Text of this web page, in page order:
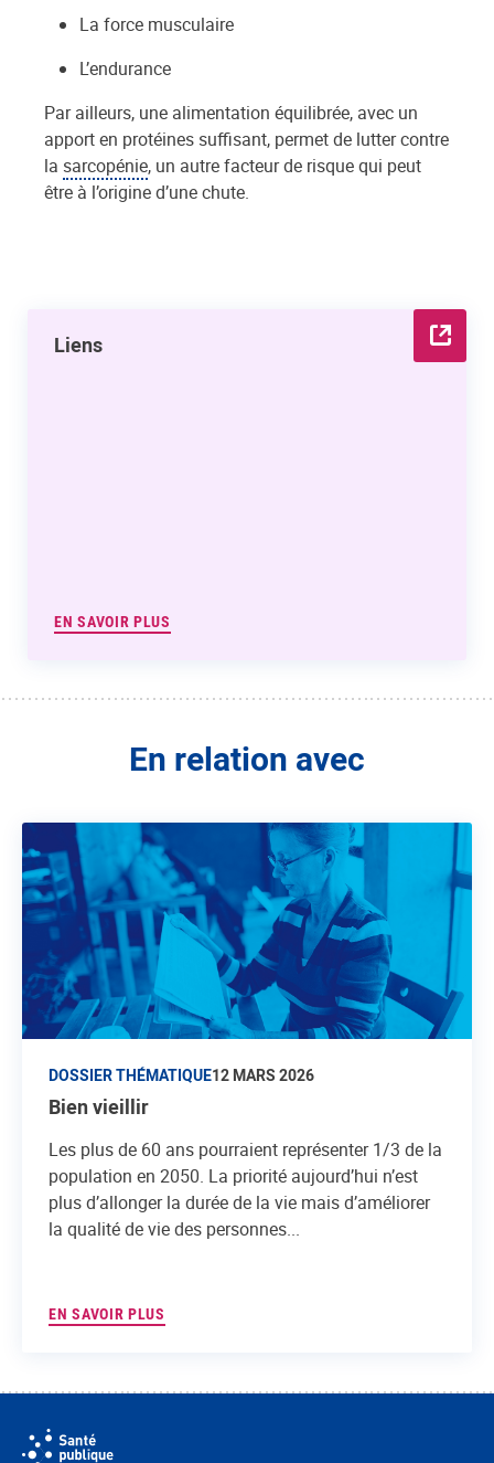
La force musculaire
L’endurance
Par ailleurs, une alimentation équilibrée, avec un
apport en protéines suffisant, permet de lutter contre
la sarcopénie, un autre facteur de risque qui peut
être à l’origine d’une chute.
Liens
EN SAVOIR PLUS
En relation avec
DOSSIER THÉMATIQUE12 MARS 2026
Bien vieillir
Les plus de 60 ans pourraient représenter 1/3 de la
population en 2050. La priorité aujourd’hui n’est
plus d’allonger la durée de la vie mais d’améliorer
la qualité de vie des personnes...
EN SAVOIR PLUS